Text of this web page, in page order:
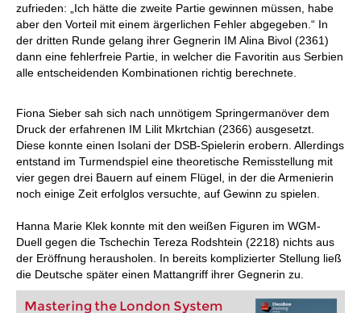
zufrieden: „Ich hätte die zweite Partie gewinnen müssen, habe
aber den Vorteil mit einem ärgerlichen Fehler abgegeben.“ In
der dritten Runde gelang ihrer Gegnerin IM Alina Bivol (2361)
dann eine fehlerfreie Partie, in welcher die Favoritin aus Serbien
alle entscheidenden Kombinationen richtig berechnete.
Fiona Sieber sah sich nach unnötigem Springermanöver dem
Druck der erfahrenen IM Lilit Mkrtchian (2366) ausgesetzt.
Diese konnte einen Isolani der DSB-Spielerin erobern. Allerdings
entstand im Turmendspiel eine theoretische Remisstellung mit
vier gegen drei Bauern auf einem Flügel, in der die Armenierin
noch einige Zeit erfolglos versuchte, auf Gewinn zu spielen.
Hanna Marie Klek konnte mit den weißen Figuren im WGM-
Duell gegen die Tschechin Tereza Rodshtein (2218) nichts aus
der Eröffnung herausholen. In bereits komplizierter Stellung ließ
die Deutsche später einen Mattangriff ihrer Gegnerin zu.
Mastering the London System